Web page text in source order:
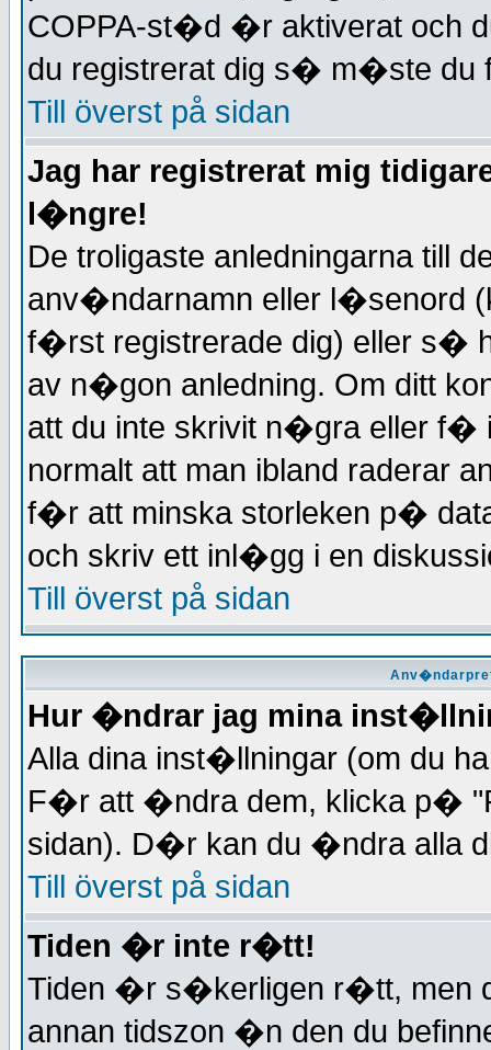
COPPA-st�d �r aktiverat och
du registrerat dig s� m�ste
Till överst på sidan
Jag har registrerat mig
l�ngre!
De troligaste anledningarna till
anv�ndarnamn eller l�senord
f�rst registrerade dig) eller s�
av n�gon anledning. Om ditt
att du inte skrivit n�gra eller
normalt att man ibland raderar
f�r att minska storleken p�
och skriv ett inl�gg i en
Till överst på sidan
Hur �ndrar jag mina
Alla dina inst�llningar (om du
F�r att �ndra dem, klicka p�
sidan). D�r kan du �ndra alla
Till överst på sidan
Tiden �r inte r�tt!
Tiden �r s�kerligen r�tt, men
annan tidszon �n den du